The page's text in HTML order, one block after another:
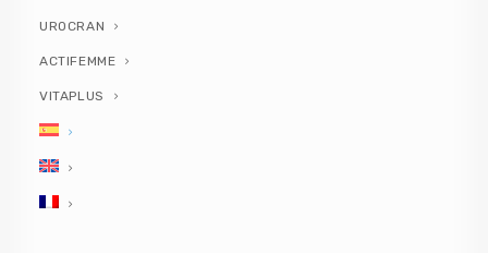
UROCRAN
ACTIFEMME
VITAPLUS
Consejos para mantener una microbiota vaginal
sana a cualquier edad
¿Cómo cambia la
microbiota vaginal a lo